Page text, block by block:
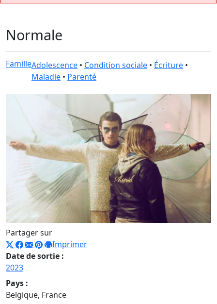
Normale
FamilleAdolescence • Condition sociale • Écriture •
Maladie • Parenté
Partager sur
Imprimer
Date de sortie :
2023
Pays :
Belgique, France